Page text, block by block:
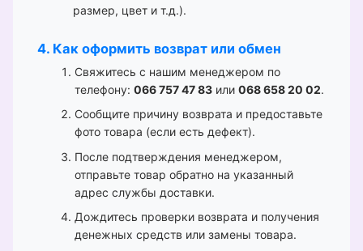
размер, цвет и т.д.).
4. Как оформить возврат или обмен
Свяжитесь с нашим менеджером по
телефону: 066 757 47 83 или 068 658 20 02.
Сообщите причину возврата и предоставьте
фото товара (если есть дефект).
После подтверждения менеджером,
отправьте товар обратно на указанный
адрес службы доставки.
Дождитесь проверки возврата и получения
денежных средств или замены товара.